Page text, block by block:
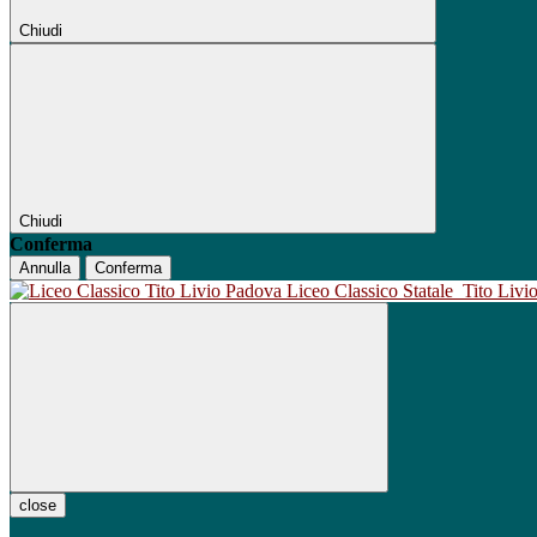
Chiudi
Chiudi
Conferma
Annulla Conferma
Liceo Classico Statale Tito Livio
close